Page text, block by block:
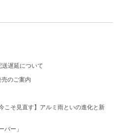
遅延について
のご案内
こそ見直す】アルミ雨といの進化と新
バー」